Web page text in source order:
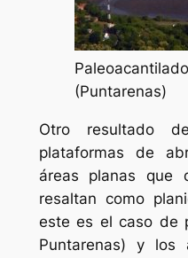
(Puntarenas)
Otro resultado
plataformas de
áreas planas que
resaltan como
este es el caso de
Puntarenas) y los